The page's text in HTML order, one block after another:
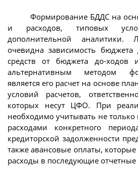
Формирование БДДС на
и расходов, типовых
дополнительной аналитики.
очевидна зависимость
средств от бюджета до-ходов
альтернативным методом
является его расчет на основе
условий расчетов,
которых несут ЦФО. При
необходимо учитывать не только
расходами конкретного
кредиторской задолженности
также авансовые оплаты, которые
расходы в последующие